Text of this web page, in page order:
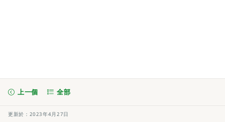
上一個 全部
更新於：2023年4月27日